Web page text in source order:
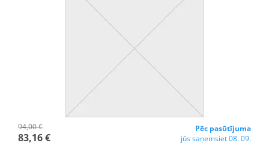
94,00 €
83,16 €
Pēc pasūtījuma
jūs saņemsiet 08. 09.